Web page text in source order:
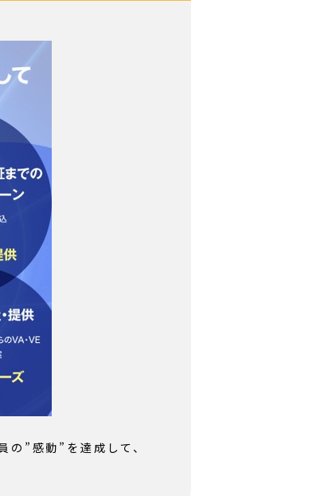
”感動”を達成して、